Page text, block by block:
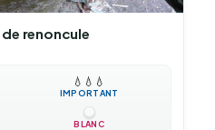
renoncule
💧 💧 💧
IMPORTANT
BLANC